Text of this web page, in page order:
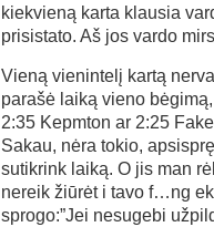
kiekvieną karta klausia
prisistato. Aš jos vardo
Vieną vienintelį kartą
parašė laiką vieno
2:35 Kepmton ar 2:25
Sakau, nėra tokio,
sutikrink laiką. O jis man
nereik žiūrėt i tavo f…ng
sprogo:”Jei nesugebi